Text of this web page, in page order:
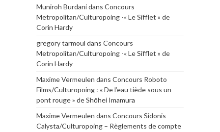
Muniroh Burdanidans Concours
Metropolitan/Culturopoing -« Le Sifflet » de
Corin Hardy
gregory tarmoul dans Concours
Metropolitan/Culturopoing -« Le Sifflet » de
Corin Hardy
Maxime Vermeulen dans Concours Roboto
Films/Culturopoing : « De l’eau tiède sous un
pont rouge » de Shōhei Imamura
Maxime Vermeulen dans Concours Sidonis
Calysta/Culturopoing – Règlements de compte